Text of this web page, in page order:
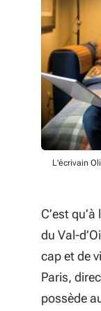
L'écrivain
C’est
du Val-
cap et de
Paris,
possède